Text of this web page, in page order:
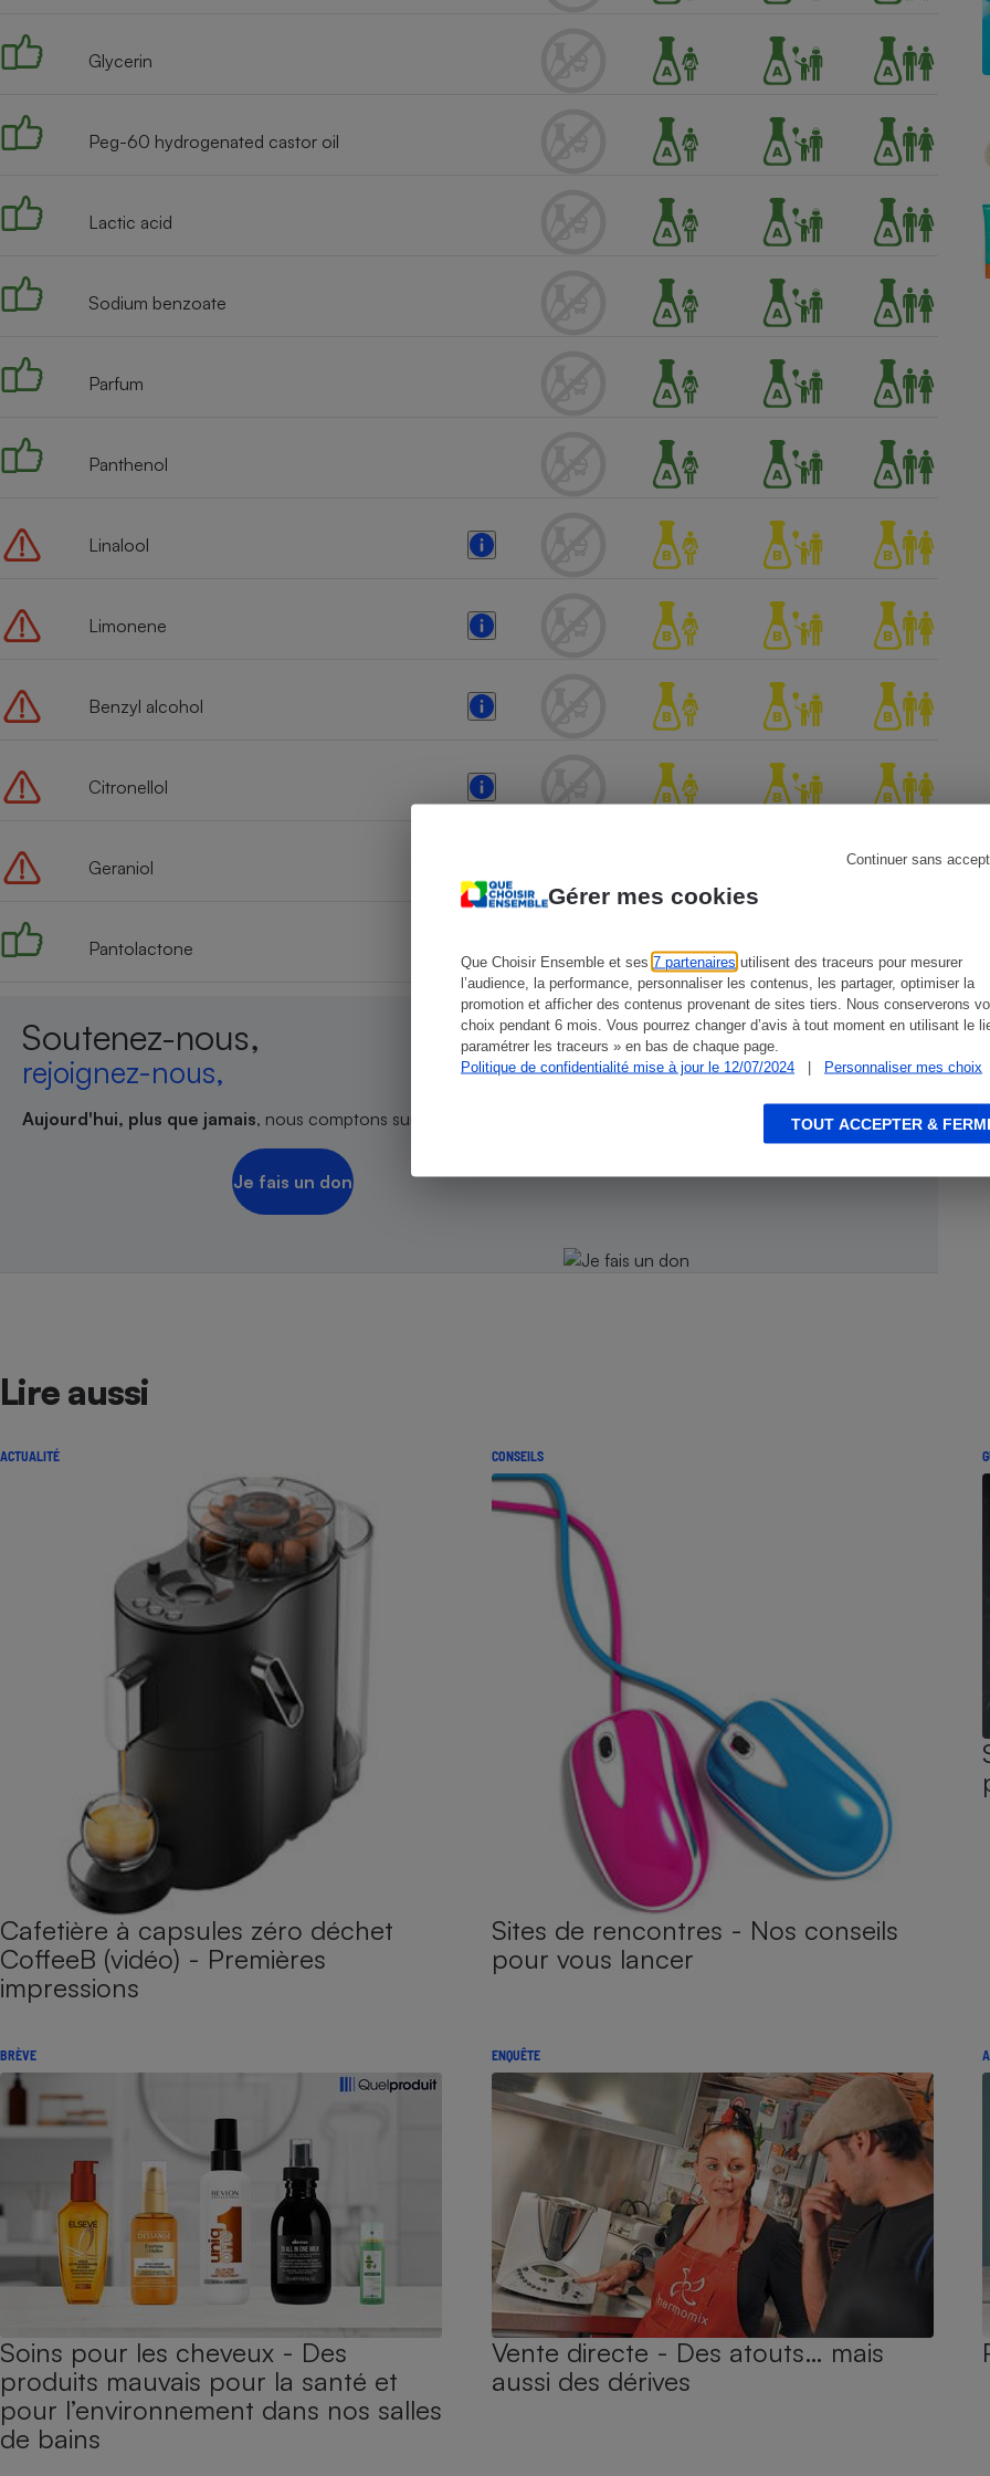
Gérer mes cookies
Que Choisir Ensemble et ses 7 partenaires utilisent des traceurs pour mesurer
l’audience, la performance, personnaliser les contenus, les partager, optimiser la
promotion et afficher des contenus provenant de sites tiers. Nous conserverons
choix pendant 6 mois. Vous pourrez changer d’avis à tout moment en utilisant le
paramétrer les traceurs » en bas de chaque page.
Politique de confidentialité mise à jour le 12/07/2024
| Personnaliser mes choix
Continuer sans
TOUT ACCEPTER &
Glycerin
Peg-60 hydrogenated castor oil
Lactic acid
Sodium benzoate
Parfum
Panthenol
Linalool
Limonene
Benzyl alcohol
Citronellol
Geraniol
Pantolactone
Soutenez-nous,
rejoignez-nous,
Aujourd'hui, plus que jamais, nous comptons sur votre soutien !
Je fais un don
Lire aussi
ACTUALITÉ
Cafetière à capsules zéro déchet
CoffeeB (vidéo) - Premières
impressions
CONSEILS
Sites de rencontres - Nos conseils
pour vous lancer
BRÈVE
Soins pour les cheveux - Des
produits mauvais pour la santé et
pour l’environnement dans nos salles
de bains
ENQUÊTE
Vente directe - Des atouts… mais
aussi des dérives
Four encastrable
Aspirateur
Réfrigérateur
Appareil photo
Électricité - Gaz
Lessive